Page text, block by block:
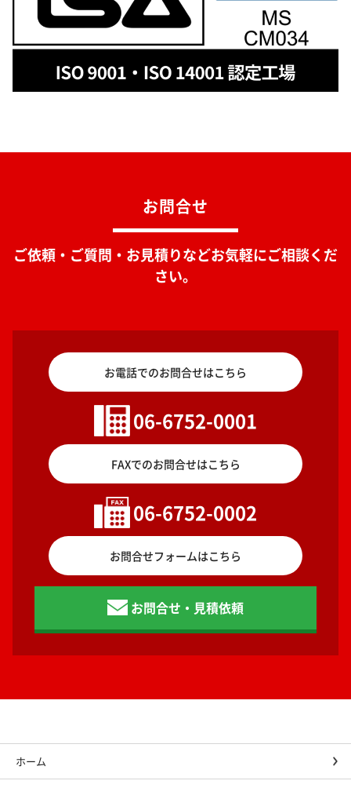
お問合せ
ご依頼・ご質問・お見積りなどお気軽にご相談くだ
さい。
お電話でのお問合せはこちら
06-6752-0001
FAXでのお問合せはこちら
06-6752-0002
お問合せフォームはこちら
お問合せ・見積依頼
ホーム